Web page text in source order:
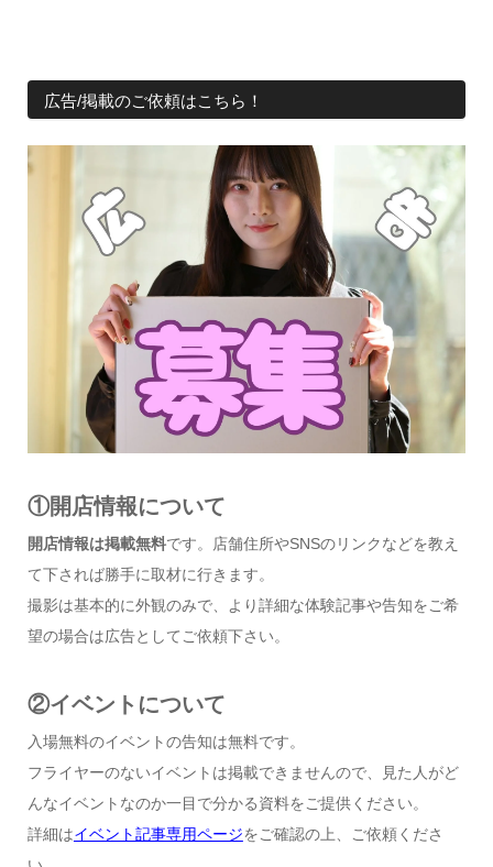
広告/掲載のご依頼はこちら！
①開店情報について
開店情報は掲載無料です。店舗住所やSNSのリンクなどを教え
て下されば勝手に取材に行きます。
撮影は基本的に外観のみで、より詳細な体験記事や告知をご希
望の場合は広告としてご依頼下さい。
②イベントについて
入場無料のイベントの告知は無料です。
フライヤーのないイベントは掲載できませんので、見た人がど
んなイベントなのか一目で分かる資料をご提供ください。
詳細はイベント記事専用ページをご確認の上、ご依頼くださ